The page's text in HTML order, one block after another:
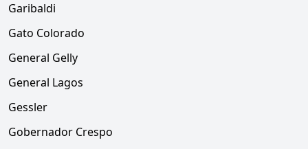
Garibaldi
Gato Colorado
General Gelly
General Lagos
Gessler
Gobernador Crespo